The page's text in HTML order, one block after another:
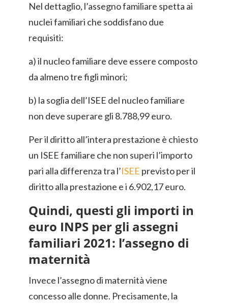
Nel dettaglio, l’assegno familiare spetta ai
nuclei familiari che soddisfano due
requisiti:
a) il nucleo familiare deve essere composto
da almeno tre figli minori;
b) la soglia dell’ISEE del nucleo familiare
non deve superare gli 8.788,99 euro.
Per il diritto all’intera prestazione è chiesto
un ISEE familiare che non superi l’importo
pari alla differenza tra l’ISEE previsto per il
diritto alla prestazione e i 6.902,17 euro.
Quindi, questi gli importi in
euro INPS per gli assegni
familiari 2021: l’assegno di
maternità
Invece l’assegno di maternità viene
concesso alle donne. Precisamente, la